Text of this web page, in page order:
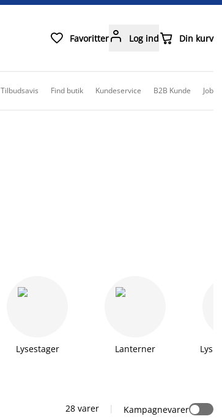
 Favoritter Log ind Din kurv
Tilbudsavis Find butik Kundeservice B2B Kunde Job
Lysestager Lanterner Lys
28 varer | Kampagnevarer